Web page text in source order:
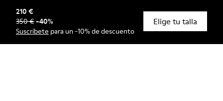
210 €
350 €-40%
Suscríbete para un -10% de descuento
Elige tu talla
© Camper, 2026